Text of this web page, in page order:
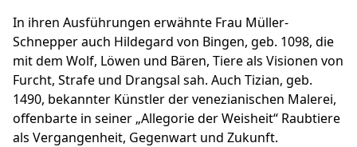
In ihren Ausführungen erwähnte Frau Müller-
Schnepper auch Hildegard von Bingen, geb. 1098, die
mit dem Wolf, Löwen und Bären, Tiere als Visionen von
Furcht, Strafe und Drangsal sah. Auch Tizian, geb.
1490, bekannter Künstler der venezianischen Malerei,
offenbarte in seiner „Allegorie der Weisheit“ Raubtiere
als Vergangenheit, Gegenwart und Zukunft.